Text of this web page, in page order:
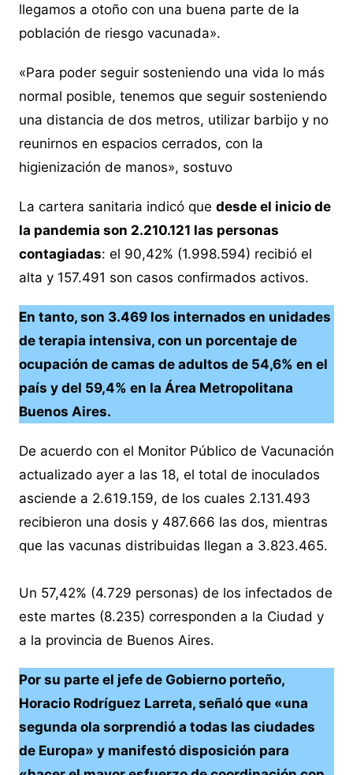
llegamos a otoño con una buena parte de la
población de riesgo vacunada».
«Para poder seguir sosteniendo una vida lo más
normal posible, tenemos que seguir sosteniendo
una distancia de dos metros, utilizar barbijo y no
reunirnos en espacios cerrados, con la
higienización de manos», sostuvo
La cartera sanitaria indicó que desde el inicio de
la pandemia son 2.210.121 las personas
contagiadas: el 90,42% (1.998.594) recibió el
alta y 157.491 son casos confirmados activos.
En tanto, son 3.469 los internados en unidades
de terapia intensiva, con un porcentaje de
ocupación de camas de adultos de 54,6% en el
país y del 59,4% en la Área Metropolitana
Buenos Aires.
De acuerdo con el Monitor Público de Vacunación
actualizado ayer a las 18, el total de inoculados
asciende a 2.619.159, de los cuales 2.131.493
recibieron una dosis y 487.666 las dos, mientras
que las vacunas distribuidas llegan a 3.823.465.
Un 57,42% (4.729 personas) de los infectados de
este martes (8.235) corresponden a la Ciudad y
a la provincia de Buenos Aires.
Por su parte el jefe de Gobierno porteño,
Horacio Rodríguez Larreta, señaló que «una
segunda ola sorprendió a todas las ciudades
de Europa» y manifestó disposición para